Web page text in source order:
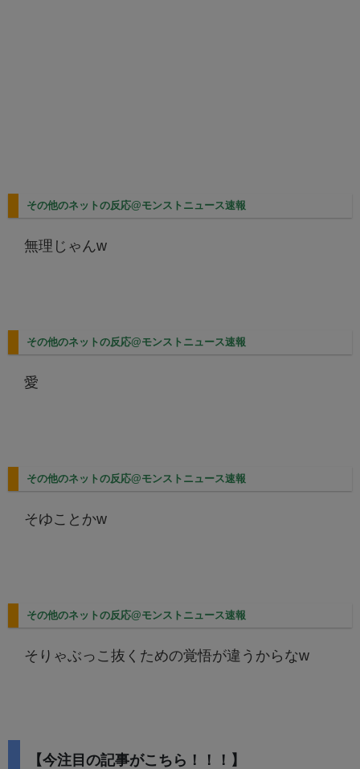
その他のネットの反応@モンストニュース速報
無理じゃんw
その他のネットの反応@モンストニュース速報
愛
その他のネットの反応@モンストニュース速報
そゆことかw
その他のネットの反応@モンストニュース速報
そりゃぶっこ抜くための覚悟が違うからなw
【今注目の記事がこちら！！！】